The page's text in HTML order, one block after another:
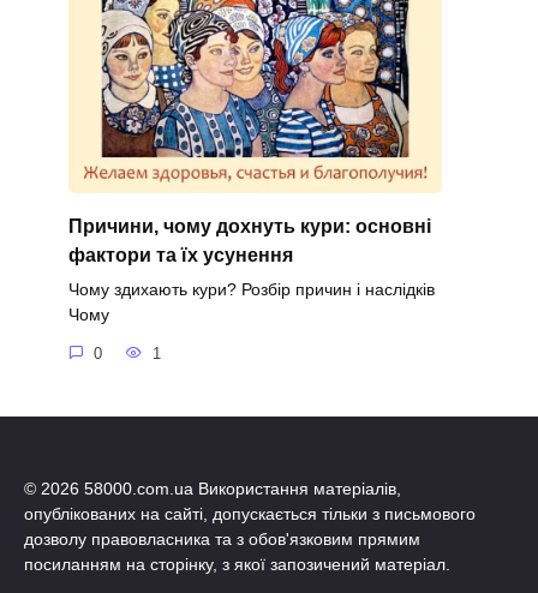
Причини, чому дохнуть кури: основні
фактори та їх усунення
Чому здихають кури? Розбір причин і наслідків
Чому
0 1
© 2026 58000.com.ua Використання матеріалів,
опублікованих на сайті, допускається тільки з письмового
дозволу правовласника та з обов'язковим прямим
посиланням на сторінку, з якої запозичений матеріал.